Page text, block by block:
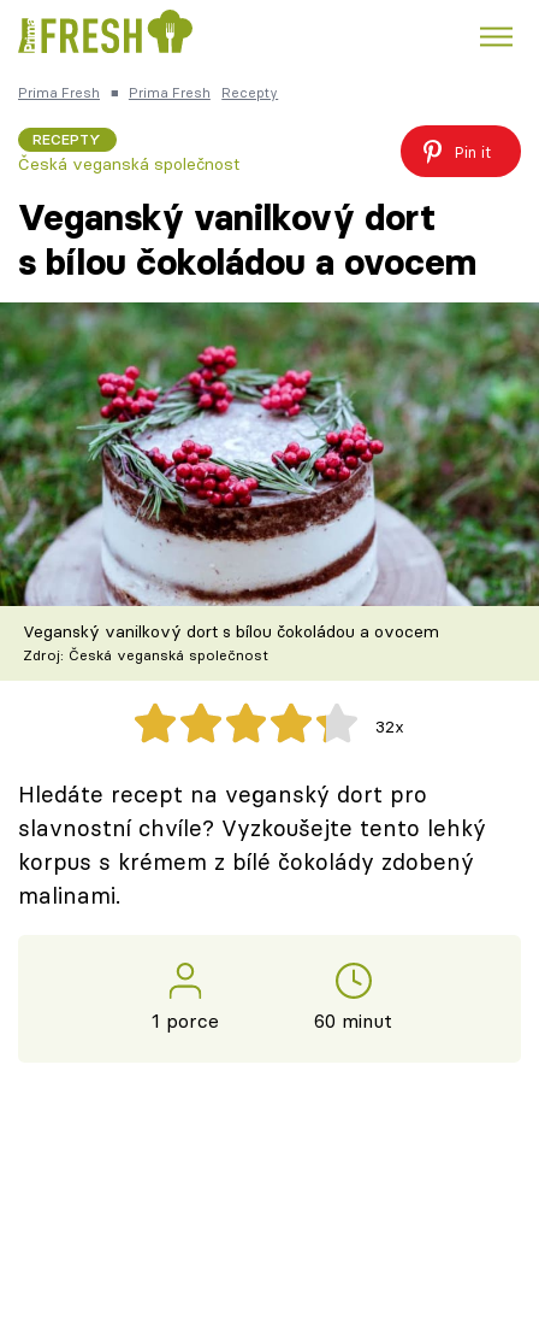
Česká kuchyně Čokoláda
Témata
Recepty
Články
TV Program
Škola vaření
Recepty z TV
Speciál: Cuketa
Těhotnej kuchař
Sledujte prima+
Přihlášení
Prima Fresh ■ Prima Fresh Recepty
RECEPTY
Česká veganská společnost
Pin it
Veganský vanilkový dort
s bílou čokoládou a ovocem
Veganský vanilkový dort s bílou čokoládou a ovocem
Zdroj: Česká veganská společnost
32x
Hledáte recept na veganský dort pro
slavnostní chvíle? Vyzkoušejte tento lehký
korpus s krémem z bílé čokolády zdobený
malinami.
1 porce 60 minut